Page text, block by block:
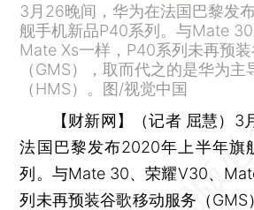
3月26晚间，华为在法国巴黎发
舰手机新品P40系列。与Mate 30
Mate Xs一样，P40系列未再预
（GMS），取而代之的是华为
（HMS）。图/视觉中国
【财新网】（记者 屈慧） 3
法国巴黎发布2020年上半年旗
列。与Mate 30、荣耀V30、
列未再预装谷歌移动服务（